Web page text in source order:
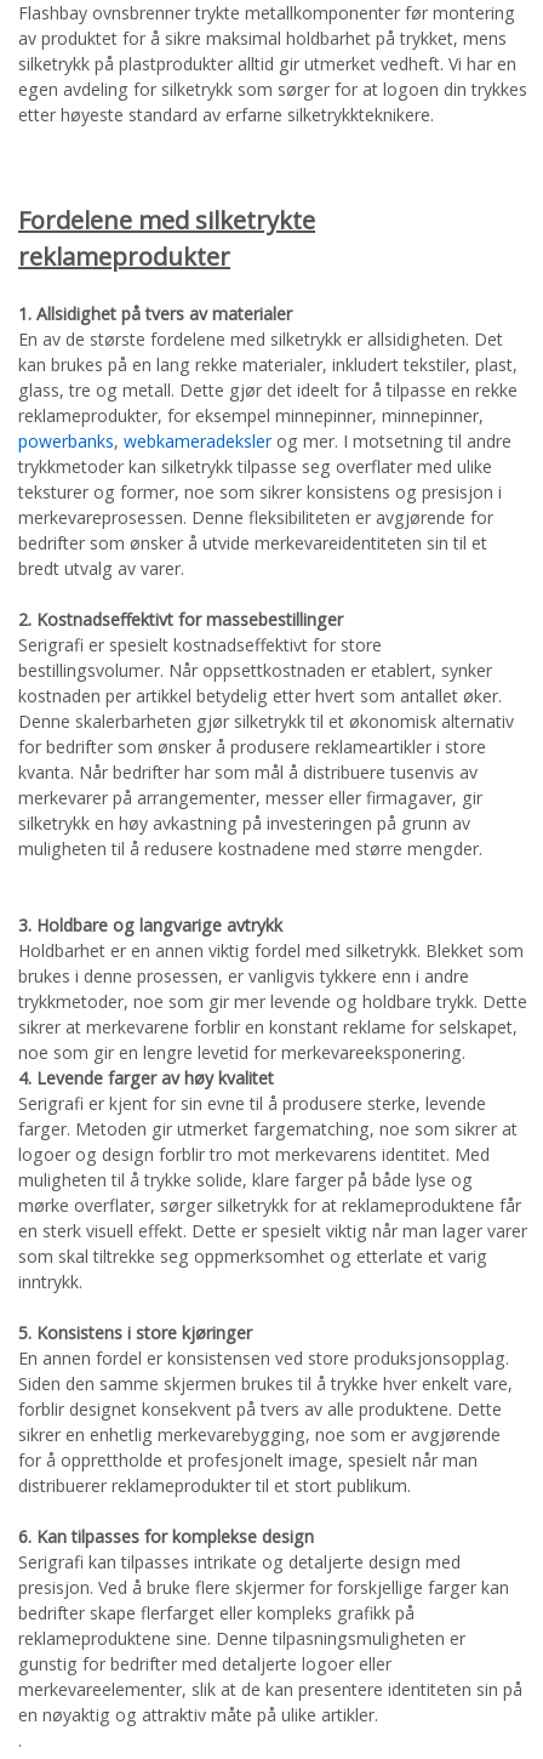
Flashbay ovnsbrenner trykte metallkomponenter før montering
av produktet for å sikre maksimal holdbarhet på trykket, mens
silketrykk på plastprodukter alltid gir utmerket vedheft. Vi har en
egen avdeling for silketrykk som sørger for at logoen din trykkes
etter høyeste standard av erfarne silketrykkteknikere.
Fordelene med silketrykte
reklameprodukter
1. Allsidighet på tvers av materialer
En av de største fordelene med silketrykk er allsidigheten. Det
kan brukes på en lang rekke materialer, inkludert tekstiler, plast,
glass, tre og metall. Dette gjør det ideelt for å tilpasse en rekke
reklameprodukter, for eksempel minnepinner, minnepinner,
powerbanks, webkameradekslerog mer. I motsetning til andre
trykkmetoder kan silketrykk tilpasse seg overflater med ulike
teksturer og former, noe som sikrer konsistens og presisjon i
merkevareprosessen. Denne fleksibiliteten er avgjørende for
bedrifter som ønsker å utvide merkevareidentiteten sin til et
bredt utvalg av varer.
2. Kostnadseffektivt for massebestillinger
Serigrafi er spesielt kostnadseffektivt for store
bestillingsvolumer. Når oppsettkostnaden er etablert, synker
kostnaden per artikkel betydelig etter hvert som antallet øker.
Denne skalerbarheten gjør silketrykk til et økonomisk alternativ
for bedrifter som ønsker å produsere reklameartikler i store
kvanta. Når bedrifter har som mål å distribuere tusenvis av
merkevarer på arrangementer, messer eller firmagaver, gir
silketrykk en høy avkastning på investeringen på grunn av
muligheten til å redusere kostnadene med større mengder.
3. Holdbare og langvarige avtrykk
Holdbarhet er en annen viktig fordel med silketrykk. Blekket som
brukes i denne prosessen, er vanligvis tykkere enn i andre
trykkmetoder, noe som gir mer levende og holdbare trykk. Dette
sikrer at merkevarene forblir en konstant reklame for selskapet,
noe som gir en lengre levetid for merkevareeksponering.
4. Levende farger av høy kvalitet
Serigrafi er kjent for sin evne til å produsere sterke, levende
farger. Metoden gir utmerket fargematching, noe som sikrer at
logoer og design forblir tro mot merkevarens identitet. Med
muligheten til å trykke solide, klare farger på både lyse og
mørke overflater, sørger silketrykk for at reklameproduktene får
en sterk visuell effekt. Dette er spesielt viktig når man lager varer
som skal tiltrekke seg oppmerksomhet og etterlate et varig
inntrykk.
5. Konsistens i store kjøringer
En annen fordel er konsistensen ved store produksjonsopplag.
Siden den samme skjermen brukes til å trykke hver enkelt vare,
forblir designet konsekvent på tvers av alle produktene. Dette
sikrer en enhetlig merkevarebygging, noe som er avgjørende
for å opprettholde et profesjonelt image, spesielt når man
distribuerer reklameprodukter til et stort publikum.
6. Kan tilpasses for komplekse design
Serigrafi kan tilpasses intrikate og detaljerte design med
presisjon. Ved å bruke flere skjermer for forskjellige farger kan
bedrifter skape flerfarget eller kompleks grafikk på
reklameproduktene sine. Denne tilpasningsmuligheten er
gunstig for bedrifter med detaljerte logoer eller
merkevareelementer, slik at de kan presentere identiteten sin på
en nøyaktig og attraktiv måte på ulike artikler.
.